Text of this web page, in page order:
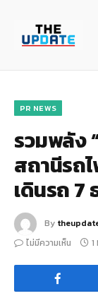
PR NEWS
รวมพลัง
สถานีรถ
เดินรถ 7
By
ไม่มีความเห็น
1